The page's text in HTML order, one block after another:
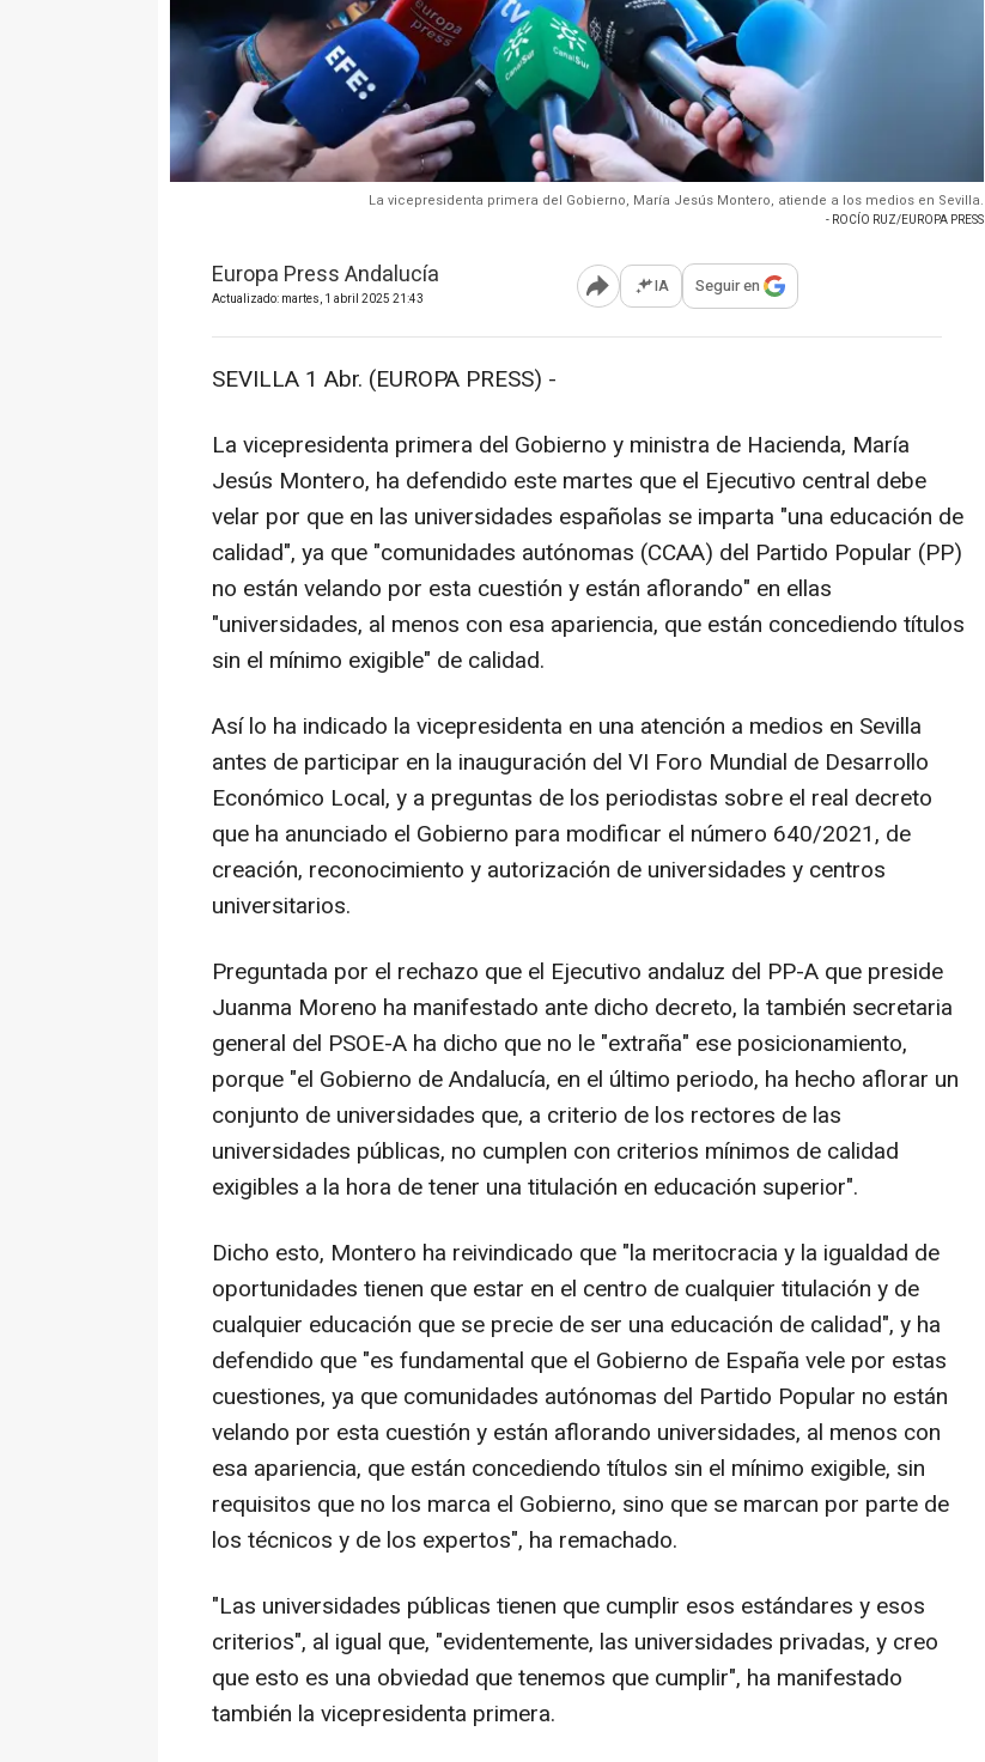
La vicepresidenta primera del Gobierno, María Jesús Montero, atiende a los medios en Sevilla.
- ROCÍO RUZ/EUROPA PRESS
Europa Press Andalucía
Actualizado: martes, 1 abril 2025 21:43 Abrir opciones para compartir
IA Seguir en
SEVILLA 1 Abr. (EUROPA PRESS) -
La vicepresidenta primera del Gobierno y ministra de Hacienda, María
Jesús Montero, ha defendido este martes que el Ejecutivo central debe
velar por que en las universidades españolas se imparta "una educación de
calidad", ya que "comunidades autónomas (CCAA) del Partido Popular (PP)
no están velando por esta cuestión y están aflorando" en ellas
"universidades, al menos con esa apariencia, que están concediendo títulos
sin el mínimo exigible" de calidad.
Así lo ha indicado la vicepresidenta en una atención a medios en Sevilla
antes de participar en la inauguración del VI Foro Mundial de Desarrollo
Económico Local, y a preguntas de los periodistas sobre el real decreto
que ha anunciado el Gobierno para modificar el número 640/2021, de
creación, reconocimiento y autorización de universidades y centros
universitarios.
Preguntada por el rechazo que el Ejecutivo andaluz del PP-A que preside
Juanma Moreno ha manifestado ante dicho decreto, la también secretaria
general del PSOE-A ha dicho que no le "extraña" ese posicionamiento,
porque "el Gobierno de Andalucía, en el último periodo, ha hecho aflorar un
conjunto de universidades que, a criterio de los rectores de las
universidades públicas, no cumplen con criterios mínimos de calidad
exigibles a la hora de tener una titulación en educación superior".
Dicho esto, Montero ha reivindicado que "la meritocracia y la igualdad de
oportunidades tienen que estar en el centro de cualquier titulación y de
cualquier educación que se precie de ser una educación de calidad", y ha
defendido que "es fundamental que el Gobierno de España vele por estas
cuestiones, ya que comunidades autónomas del Partido Popular no están
velando por esta cuestión y están aflorando universidades, al menos con
esa apariencia, que están concediendo títulos sin el mínimo exigible, sin
requisitos que no los marca el Gobierno, sino que se marcan por parte de
los técnicos y de los expertos", ha remachado.
"Las universidades públicas tienen que cumplir esos estándares y esos
criterios", al igual que, "evidentemente, las universidades privadas, y creo
que esto es una obviedad que tenemos que cumplir", ha manifestado
también la vicepresidenta primera.